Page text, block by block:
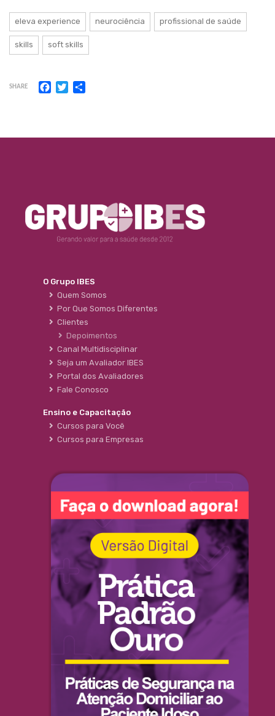
eleva experience neurociência profissional de saúde
skills soft skills
SHARE Facebook
Twitter
O Grupo IBES
Quem Somos
Por Que Somos Diferentes
Clientes
Depoimentos
Canal Multidisciplinar
Seja um Avaliador IBES
Portal dos Avaliadores
Fale Conosco
Ensino e Capacitação
Cursos para Você
Cursos para Empresas